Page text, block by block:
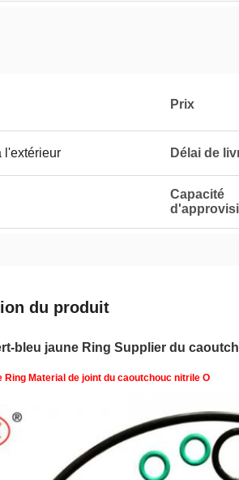
Prix
l'extérieur Délai de
Capacité
du produit
bleu jaune Ring Supplier du
Ring Material de joint du caoutchouc nitrile O